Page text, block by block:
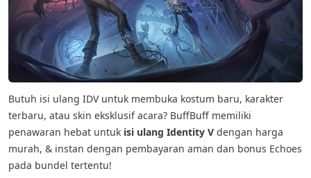
Butuh isi ulang IDV untuk membuka kostum baru, karakter
terbaru, atau skin eksklusif acara? BuffBuff memiliki
penawaran hebat untuk isi ulang Identity V dengan harga
murah, & instan dengan pembayaran aman dan bonus Echoes
pada bundel tertentu!